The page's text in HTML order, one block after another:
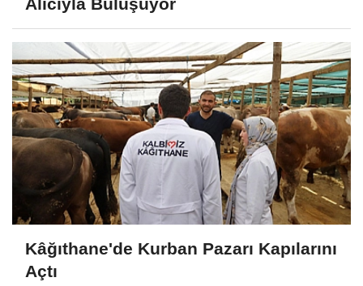
Kâğıthane'de Kurban Pazarı Kapılarını
Açtı